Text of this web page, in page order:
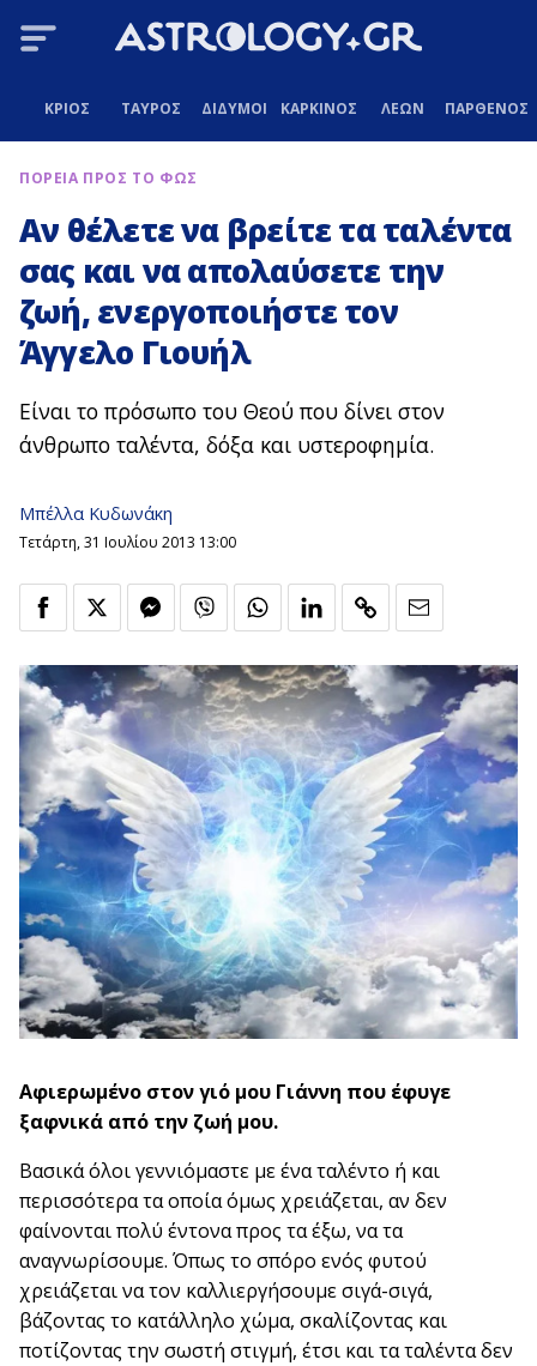
ΚΡΙΟΣ ΤΑΥΡΟΣ ΔΙΔΥΜΟΙ ΚΑΡΚΙΝΟΣ ΛΕΩΝ ΠΑΡΘΕΝΟΣ
ΠΟΡΕΙΑ ΠΡΟΣ ΤΟ ΦΩΣ
Αν θέλετε να βρείτε τα ταλέντα
σας και να απολαύσετε την
ζωή, ενεργοποιήστε τον
Άγγελο Γιουήλ
Είναι το πρόσωπο του Θεού που δίνει στον
άνθρωπο ταλέντα, δόξα και υστεροφημία.
Μπέλλα Κυδωνάκη
Τετάρτη, 31 Ιουλίου 2013 13:00
Αφιερωμένο στον γιό μου Γιάννη που έφυγε
ξαφνικά από την ζωή μου.
Βασικά όλοι γεννιόμαστε με ένα ταλέντο ή και
περισσότερα τα οποία όμως χρειάζεται, αν δεν
φαίνονται πολύ έντονα προς τα έξω, να τα
αναγνωρίσουμε. Όπως το σπόρο ενός φυτού
χρειάζεται να τον καλλιεργήσουμε σιγά-σιγά,
βάζοντας το κατάλληλο χώμα, σκαλίζοντας και
ποτίζοντας την σωστή στιγμή, έτσι και τα ταλέντα δεν